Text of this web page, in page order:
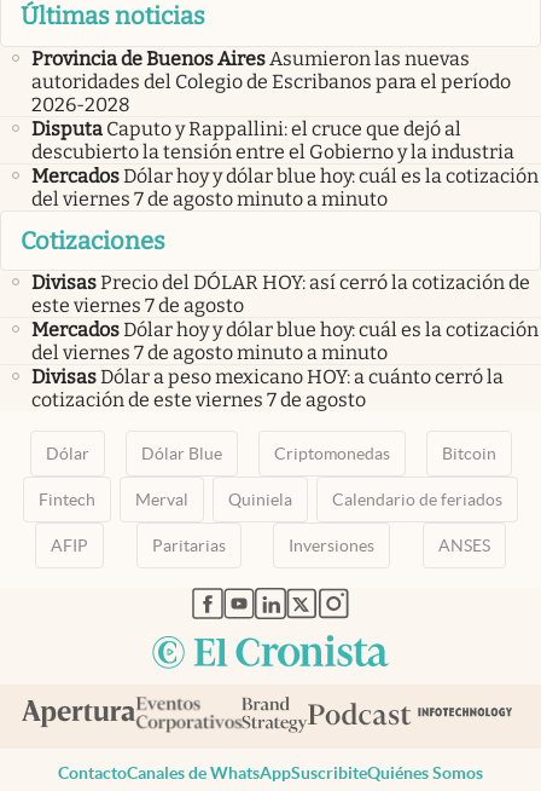
Últimas noticias
Provincia de Buenos Aires Asumieron las nuevas
autoridades del Colegio de Escribanos para el período
2026-2028
Disputa Caputo y Rappallini: el cruce que dejó al
descubierto la tensión entre el Gobierno y la industria
MercadosDólar hoy y dólar blue hoy: cuál es la cotización
del viernes 7 de agosto minuto a minuto
Cotizaciones
DivisasPrecio del DÓLAR HOY: así cerró la cotización de
este viernes 7 de agosto
MercadosDólar hoy y dólar blue hoy: cuál es la cotización
del viernes 7 de agosto minuto a minuto
DivisasDólar a peso mexicano HOY: a cuánto cerró la
cotización de este viernes 7 de agosto
Dólar Dólar Blue Criptomonedas Bitcoin
Fintech Merval Quiniela Calendario de feriados
AFIP Paritarias Inversiones ANSES
abre en nueva pestaña
abre en nueva pestaña
abre en nueva pestaña
abre en nueva pestaña
abre en nueva pestaña
ContactoCanales de WhatsAppSuscribiteQuiénes Somos